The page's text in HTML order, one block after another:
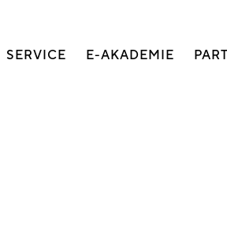
SERVICE E-AKADEMIE